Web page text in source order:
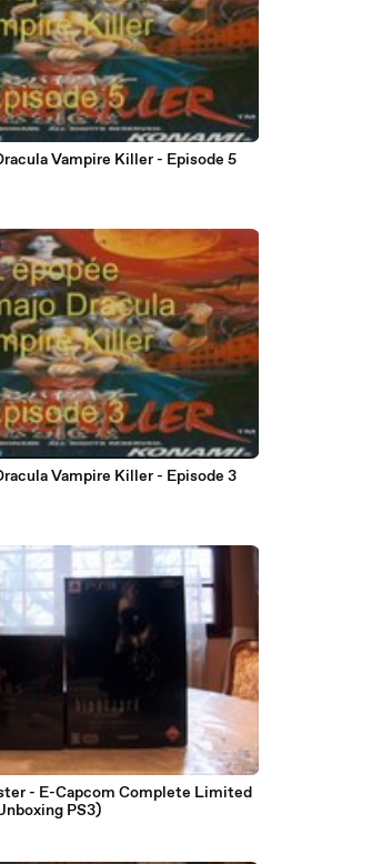
Vampire Killer - Episode 5
Vampire Killer - Episode 3
- E-Capcom Complete Limited
PS3)